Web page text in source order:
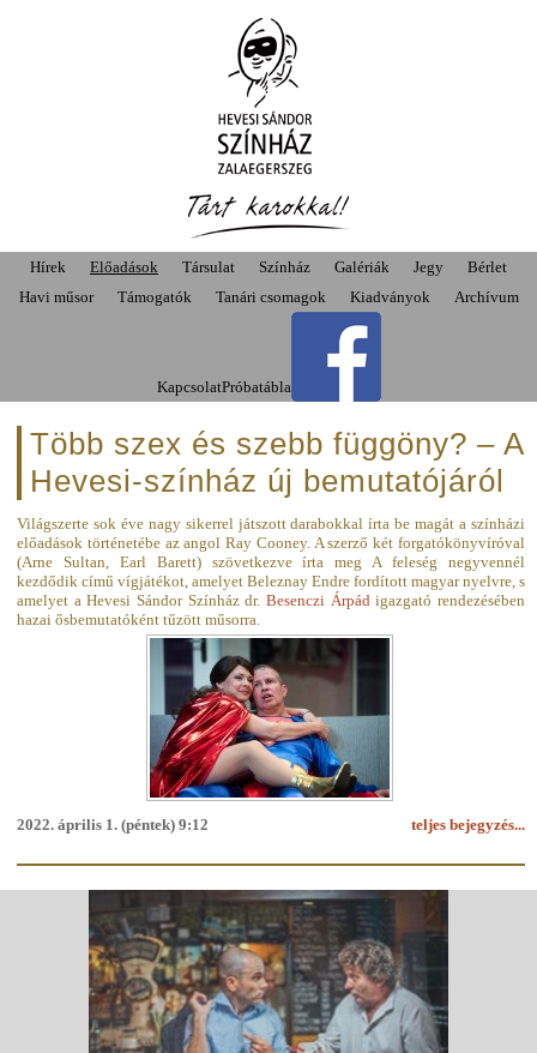
Hírek Előadások Társulat Színház Galériák Jegy
Bérlet
Havi műsor
Támogatók Tanári csomagok Kiadványok Archívum
KapcsolatPróbatábla
Több szex és szebb függöny? – A
Hevesi-színház új bemutatójáról
Világszerte sok éve nagy sikerrel játszott darabokkal írta be magát a színházi
előadások történetébe az angol Ray Cooney. A szerző két forgatókönyvíróval
(Arne Sultan, Earl Barett) szövetkezve írta meg A feleség negyvennél
kezdődik című vígjátékot, amelyet Beleznay Endre fordított magyar nyelvre, s
amelyet a Hevesi Sándor Színház dr. Besenczi Árpád igazgató rendezésében
hazai ősbemutatóként tűzött műsorra.
teljes bejegyzés...
2022. április 1. (péntek) 9:12